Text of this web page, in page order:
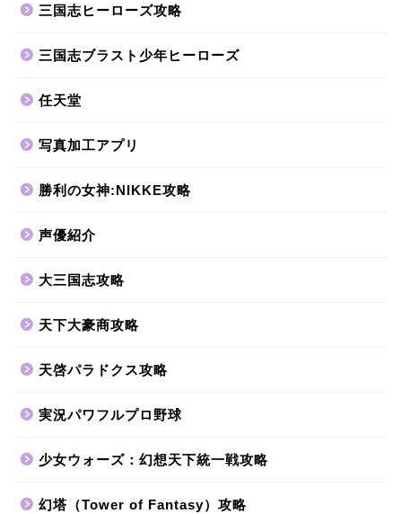
三国志ヒーローズ攻略
三国志ブラスト少年ヒーローズ
任天堂
写真加工アプリ
勝利の女神:NIKKE攻略
声優紹介
大三国志攻略
天下大豪商攻略
天啓パラドクス攻略
実況パワフルプロ野球
少女ウォーズ：幻想天下統一戦攻略
幻塔（Tower of Fantasy）攻略